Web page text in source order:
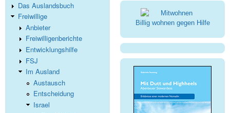
Das Auslandsbuch
Freiwillige
Anbieter
Freiwilligenberichte
Entwicklungshilfe
FSJ
Im Ausland
Austausch
Entscheidung
Israel
Billig wohnen gegen Hilfe